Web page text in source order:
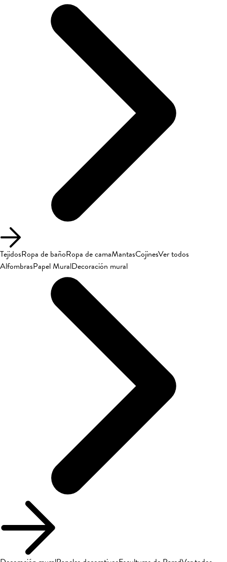
TejidosRopa de bañoRopa de camaMantasCojinesVer todos
AlfombrasPapel MuralDecoración mural